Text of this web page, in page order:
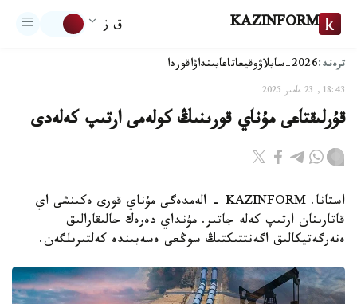
KAZINFORM ق ز
ترەند:2026-سايلاۋ وقيعاتاعايىنداۋاقوردا
18:43, 23 مامىر 2025
قۇرلىقتاعى مۇناي قورىنىڭ كولەمى ارتىپ كەلەدى
استانا. KAZINFORM - الەمدەگى مۇناي قورى ەكىنشى اي
قاتارىنان ارتىپ كەلە جاتىر. مۇنداي دەرەك حالىقارالىق
ەنەرگەتيكالىق اگەنتتىكتىڭ سوڭعى ەسەبىندە كەلتىرىلگەن.